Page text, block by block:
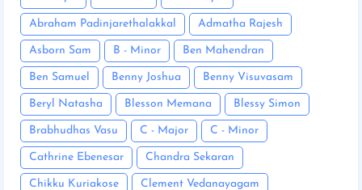
Abraham Padinjarethalakkal Admatha Rajesh
Asborn Sam B - Minor Ben Mahendran
Ben Samuel Benny Joshua Benny Visuvasam
Beryl Natasha Blesson Memana Blessy Simon
Brabhudhas Vasu C - Major C - Minor
Cathrine Ebenesar Chandra Sekaran
Chikku Kuriakose Clement Vedanayagam